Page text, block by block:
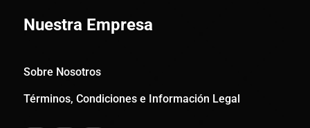
Nuestra Empresa
Sobre Nosotros
Términos, Condiciones e Información Legal